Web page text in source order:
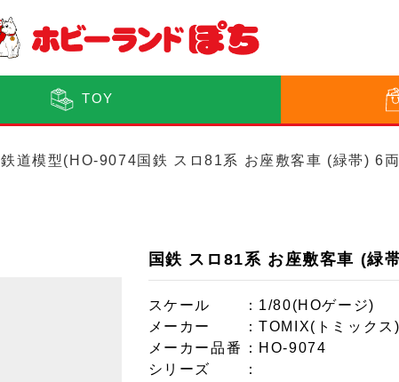
TOY
鉄道模型(HO-9074国鉄 スロ81系 お座敷客車 (緑帯) 6
国鉄 スロ81系 お座敷客車 (緑
スケール
：1/80(HOゲージ)
メーカー
：TOMIX(トミックス)
メーカー品番
：HO-9074
シリーズ
：